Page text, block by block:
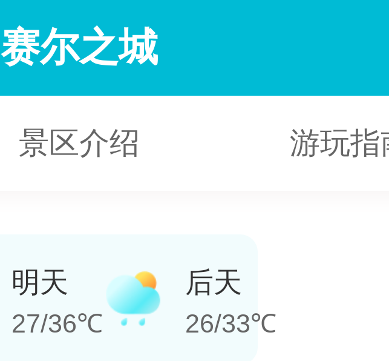
赛尔之城
景区介绍 游玩指
明天
27/36℃
后天
26/33℃